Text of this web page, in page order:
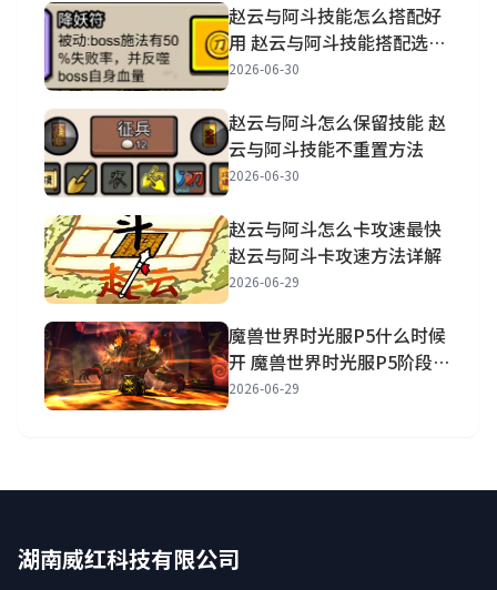
赵云与阿斗技能怎么搭配好
用 赵云与阿斗技能搭配选择
推荐
2026-06-30
赵云与阿斗怎么保留技能 赵
云与阿斗技能不重置方法
2026-06-30
赵云与阿斗怎么卡攻速最快
赵云与阿斗卡攻速方法详解
2026-06-29
魔兽世界时光服P5什么时候
开 魔兽世界时光服P5阶段开
放时间一览
2026-06-29
湖南威红科技有限公司